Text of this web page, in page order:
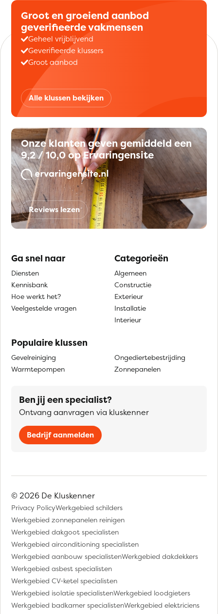
Groot en groeiend aanbod
geverifieerde vakmensen
Geheel vrijblijvend
Geverifieerde klussers
Groot aanbod
Alle klussen bekijken
Onze klanten geven gemiddeld een
9,2 / 10,0 op Ervaringensite
Reviews lezen
Ga snel naar
Diensten
Kennisbank
Hoe werkt het?
Veelgestelde vragen
Categorieën
Algemeen
Constructie
Exterieur
Installatie
Interieur
Populaire klussen
Gevelreiniging
Warmtepompen
Ongediertebestrijding
Zonnepanelen
Ben jij een specialist?
Ontvang aanvragen via kluskenner
Bedrijf aanmelden
© 2026 De Kluskenner
Privacy PolicyWerkgebied schilders
Werkgebied zonnepanelen reinigen
Werkgebied dakgoot specialisten
Werkgebied airconditioning specialisten
Werkgebied aanbouw specialistenWerkgebied dakdekkers
Werkgebied asbest specialisten
Werkgebied CV-ketel specialisten
Werkgebied isolatie specialistenWerkgebied loodgieters
Werkgebied badkamer specialistenWerkgebied elektriciens